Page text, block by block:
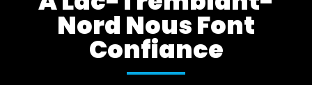
Nord Nous Font
Confiance